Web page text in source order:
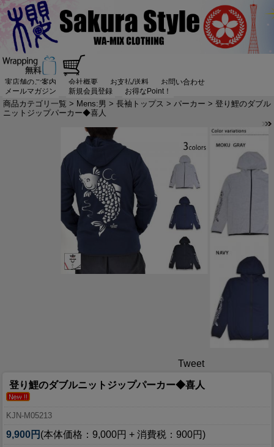
実店舗のご案内 会社概要 お支払/送料
お問い合わせ
メールマガジン
新規会員登録 お得なPoint！
商品カテゴリ一覧 > Mens:男 > 長袖トップス > パーカー > 登り鯉のダブル
ニットジップパーカー◆喜人
Tweet
登り鯉のダブルニットジップパーカー◆喜人
KJN-M05213
9,900円 (本体価格：9,000円 + 消費税：900円)